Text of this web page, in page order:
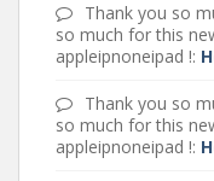
Thank you so
so much for this
appleipnoneipad !:
Thank you so
so much for this
appleipnoneipad !: